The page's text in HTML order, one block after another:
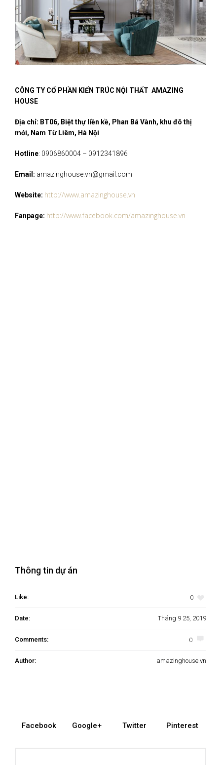
CÔNG TY CỔ PHẦN KIẾN TRÚC NỘI THẤT AMAZING
HOUSE
Địa chỉ: BT06, Biệt thự liền kề, Phan Bá Vành, khu đô thị
mới, Nam Từ Liêm, Hà Nội
Hotline: 0906860004 – 0912341896
Email: amazinghouse.vn@gmail.com
Website: http://www.amazinghouse.vn
Fanpage: http://www.facebook.com/amazinghouse.vn
Thông tin dự án
Like: 0
Date: Tháng 9 25, 2019
Comments: 0
Author: amazinghouse.vn
Facebook Google+ Twitter Pinterest